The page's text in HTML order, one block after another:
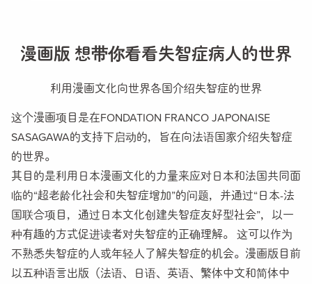
documentation.
漫画版 想带你看看失智症病人的世界
利用漫画文化向世界各国介绍失智症的世界
这个漫画项目是在FONDATION FRANCO JAPONAISE
SASAGAWA的支持下启动的，旨在向法语国家介绍失智症
的世界。
其目的是利用日本漫画文化的力量来应对日本和法国共同面
临的“超老龄化社会和失智症增加”的问题，并通过“日本-法
国联合项目，通过日本文化创建失智症友好型社会”，以一
种有趣的方式促进读者对失智症的正确理解。 这可以作为
不熟悉失智症的人或年轻人了解失智症的机会。漫画版目前
以五种语言出版（法语、日语、英语、繁体中文和简体中